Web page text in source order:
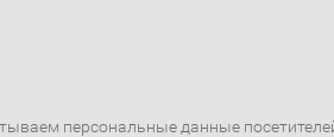
персональные данные